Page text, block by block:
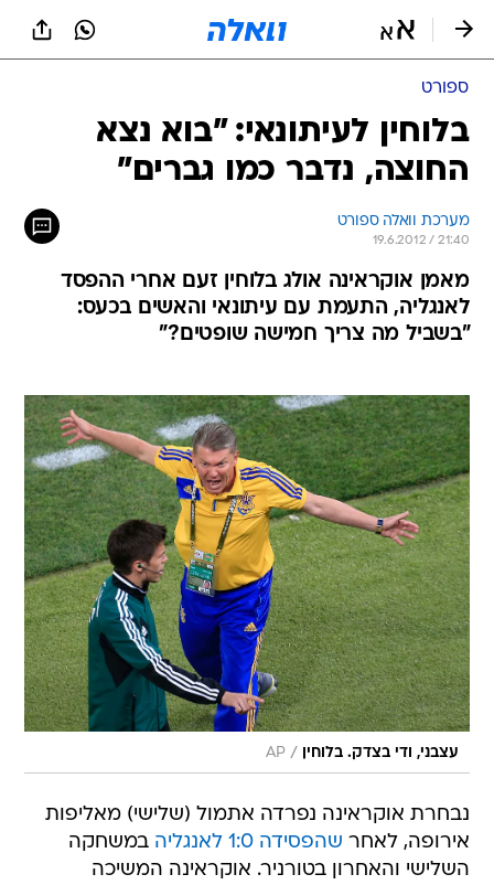
ספורט
בלוחין לעיתונאי: "בוא נצא
החוצה, נדבר כמו גברים"
מערכת וואלה ספורט
19.6.2012 / 21:40
מאמן אוקראינה אולג בלוחין זעם אחרי ההפסד
לאנגליה, התעמת עם עיתונאי והאשים בכעס:
"בשביל מה צריך חמישה שופטים?"
עצבני, ודי בצדק. בלוחין /
AP
נבחרת אוקראינה נפרדה אתמול (שלישי) מאליפות
אירופה, לאחר שהפסידה 1:0 לאנגליה
במשחקה
השלישי והאחרון בטורניר. אוקראינה המשיכה